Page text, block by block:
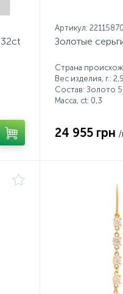
Артикул:
Золотые
Страна
Вес изделия, г.:
Состав: Золото
Масса, ct: 0,3
24 955 грн /